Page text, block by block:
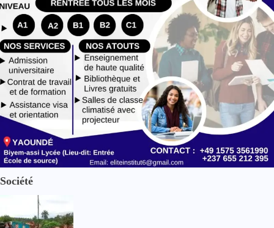
e
Société